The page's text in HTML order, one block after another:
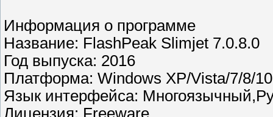
Информация о программе
Название: FlashPeak Slimjet 7.0.8.0
Год выпуска: 2016
Платформа: Windows XP/Vista/7/8/10
Язык интерфейса:
Лицензия: Freeware